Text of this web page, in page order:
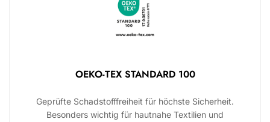
OEKO-TEX STANDARD 100
Geprüfte Schadstofffreiheit für höchste Sicherheit.
Besonders wichtig für hautnahe Textilien und